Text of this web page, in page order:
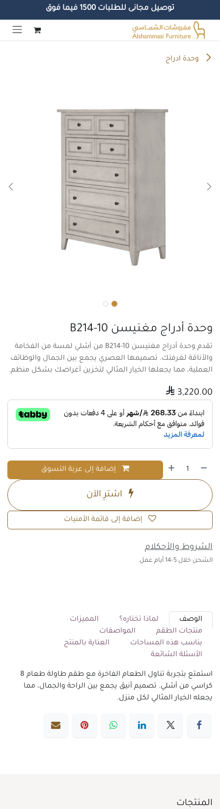
توصيل مجانى للطلبات 1500 فيما فوق
تخطي للذهاب إلى المحتوى
وحدة ادراج
وحدة أدراج مغنيسن B214-10
تقدم وحدة أدراج مغنيسن B214-10 من أشلي لمسة من الفخامة
والأناقة لغرفتك. تصميمها العصري يجمع بين الجمال والوظائف
العملية، مما يجعلها الخيار المثالي لتخزين أغراضك بشكل منظم.
3,220.00
إضافة إلى عربة التسوق
اشترِ الآن
إضافة إلى قائمة الأمنيات
الشروط والأحكلام
الشحن خلال 5-14 أيام عمل
الوصف لماذا تختاره؟
المميزات
منتجات الطقم
المواصفات
يناسب هذه المساحات
العناية بالمنتج
الأسئلة الشائعة
استمتع بتجربة تناول الطعام الفاخرة مع طقم طاولة طعام 8
كراسي من أشلي. تصميم أنيق يجمع بين الراحة والجمال، مما
يجعله الخيار المثالي لكل منزل.
المنتجات